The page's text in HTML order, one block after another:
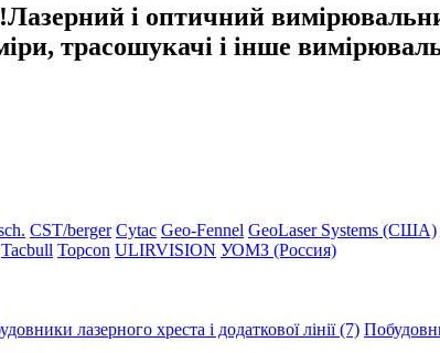
Лазерний і оптичний
трасошукачі і інше
CST/berger Cytac Geo-Fennel GeoLaser Systems (CША)
Tacbull Topcon ULIRVISION УОМЗ (Россия)
лазерного хреста і додаткової лінії (7)